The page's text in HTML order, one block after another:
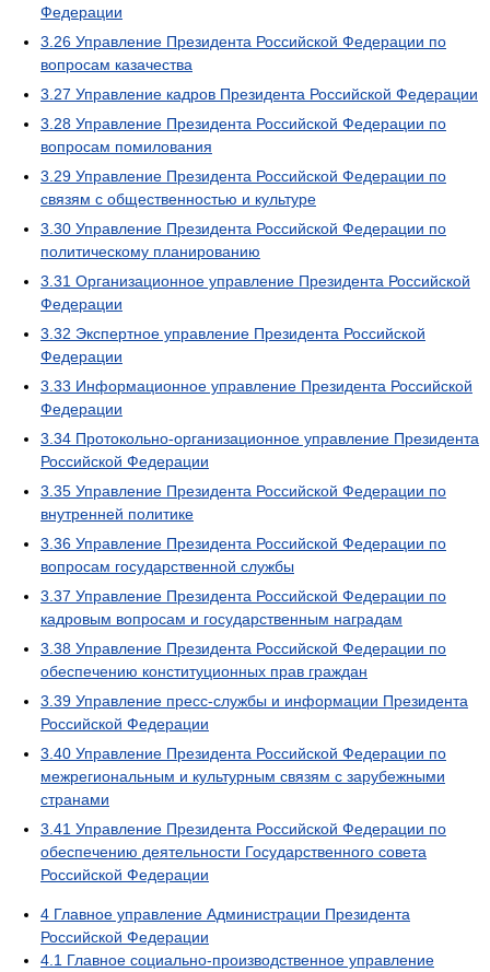
Федерации
3.26 Управление Президента Российской Федерации по
вопросам казачества
3.27 Управление кадров Президента Российской Федерации
3.28 Управление Президента Российской Федерации по
вопросам помилования
3.29 Управление Президента Российской Федерации по
связям с общественностью и культуре
3.30 Управление Президента Российской Федерации по
политическому планированию
3.31 Организационное управление Президента Российской
Федерации
3.32 Экспертное управление Президента Российской
Федерации
3.33 Информационное управление Президента Российской
Федерации
3.34 Протокольно-организационное управление Президента
Российской Федерации
3.35 Управление Президента Российской Федерации по
внутренней политике
3.36 Управление Президента Российской Федерации по
вопросам государственной службы
3.37 Управление Президента Российской Федерации по
кадровым вопросам и государственным наградам
3.38 Управление Президента Российской Федерации по
обеспечению конституционных прав граждан
3.39 Управление пресс-службы и информации Президента
Российской Федерации
3.40 Управление Президента Российской Федерации по
межрегиональным и культурным связям с зарубежными
странами
3.41 Управление Президента Российской Федерации по
обеспечению деятельности Государственного совета
Российской Федерации
4 Главное управление Администрации Президента
Российской Федерации
4.1 Главное социально-производственное управление